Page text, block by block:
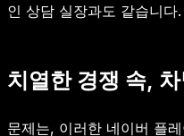
인 상담 실장과도 같습니다.
치열한 경쟁 속,
문제는, 이러한 네이버 플